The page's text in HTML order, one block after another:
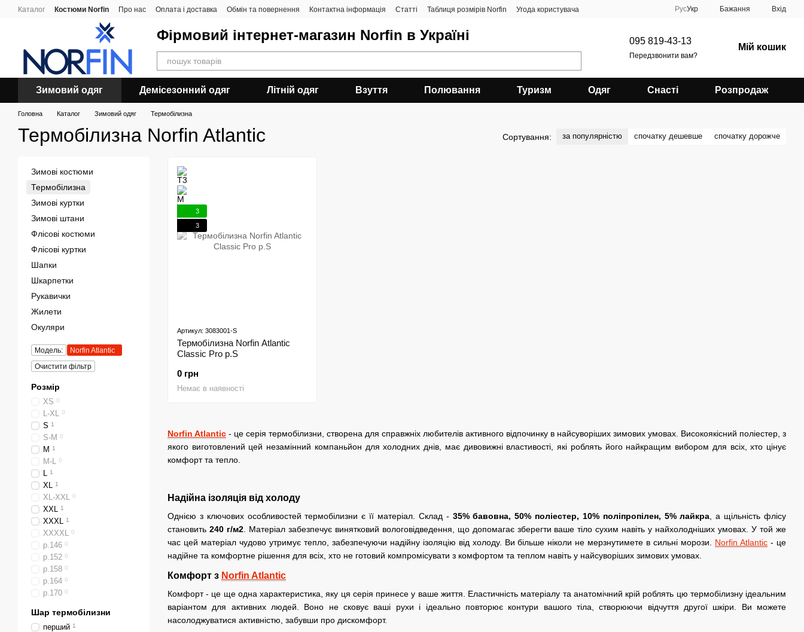
Перейти до основного контенту
Каталог Костюми Norfin Про нас Оплата і доставка Обмін та повернення Контактна інформація Статті Таблиця розмірів Norfin Угода користувача РусУкр Бажання Вхід
Фірмовий інтернет-магазин Norfin в Україні 095 819-43-13
Передзвонити вам?
Мій кошик
Зимовий одяг Демісезонний одяг Літній одяг Взуття Полювання Туризм Одяг Снасті Розпродаж
Головна Каталог Зимовий одяг Термобілизна
Термобілизна Norfin Atlantic Сортування: за популярністю спочатку дешевше спочатку дорожче
Norfin Atlantic - це серія термобілизни, створена для справжніх любителів активного відпочинку в найсуворіших зимових умовах. Високоякісний поліестер, з
якого виготовлений цей незамінний компаньйон для холодних днів, має дивовижні властивості, які роблять його найкращим вибором для всіх, хто цінує
комфорт та тепло.
Надійна ізоляція від холоду
Однією з ключових особливостей термобілизни є її матеріал. Склад - 35% бавовна, 50% поліестер, 10% поліпропілен, 5% лайкра, а щільність флісу
становить 240 г/м2. Матеріал забезпечує винятковий вологовідведення, що допомагає зберегти ваше тіло сухим навіть у найхолодніших умовах. У той же
час цей матеріал чудово утримує тепло, забезпечуючи надійну ізоляцію від холоду. Ви більше ніколи не мерзнутимете в сильні морози. Norfin Atlantic - це
надійне та комфортне рішення для всіх, хто не готовий компромісувати з комфортом та теплом навіть у найсуворіших зимових умовах.
Комфорт з Norfin Atlantic
Комфорт - це ще одна характеристика, яку ця серія принесе у ваше життя. Еластичність матеріалу та анатомічний крій роблять цю термобілизну ідеальним
варіантом для активних людей. Воно не сковує ваші рухи і ідеально повторює контури вашого тіла, створюючи відчуття другої шкіри. Ви можете
насолоджуватися активністю, забувши про дискомфорт.
3
3
Артикул: 3083001-S
Термобілизна Norfin Atlantic
Classic Pro р.S
0 грн
Немає в наявності
Зимові костюми
Термобілизна
Зимові куртки
Зимові штани
Флісові костюми
Флісові куртки
Шапки
Шкарпетки
Рукавички
Жилети
Окуляри
Модель:
Norfin Atlantic
Очистити фільтр
Розмір
XS 0
L-XL 0
S 1
S-M 0
M 1
M-L 0
L 1
XL 1
XL-XXL 0
XXL 1
XXXL 1
XXXXL 0
р.146 0
р.152 0
р.158 0
р.164 0
р.170 0
Шар термобілизни
перший 1